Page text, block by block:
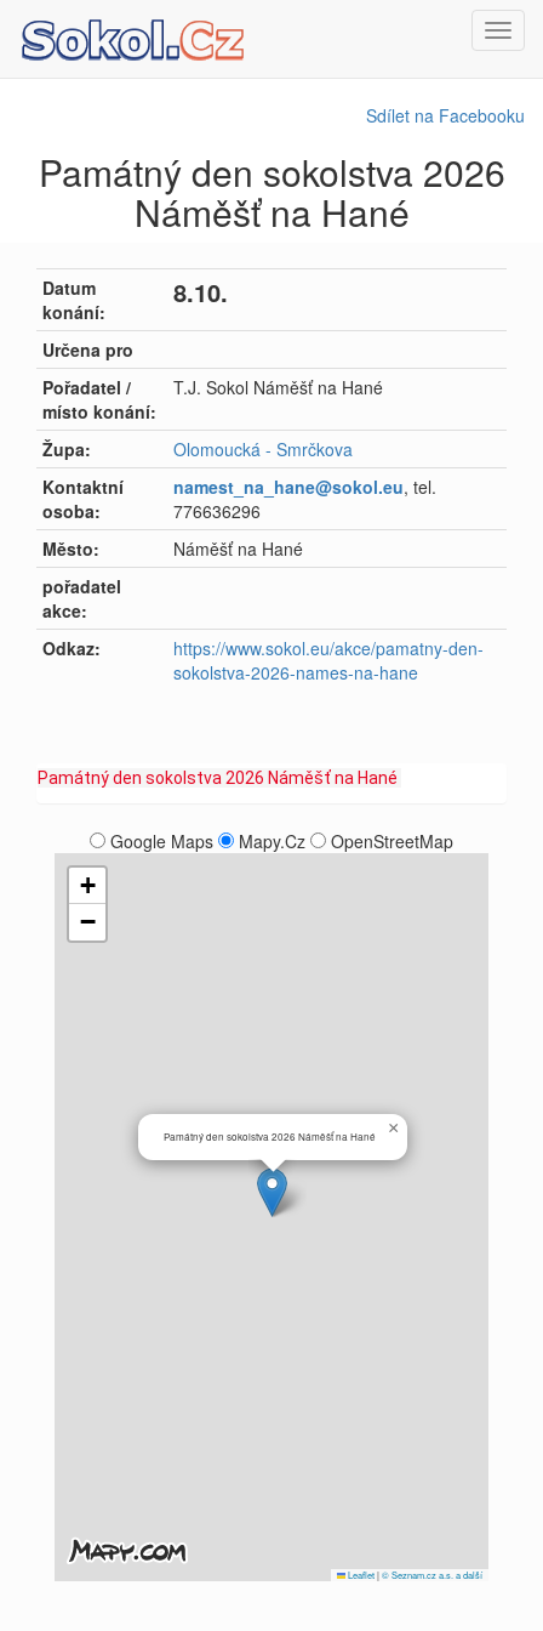
Sdílet na Facebooku
Památný den sokolstva 2026
Náměšť na Hané
Datum
konání:
8.10.
Určena pro
Pořadatel /
místo konání:
T.J. Sokol Náměšť na Hané
Župa:
Olomoucká - Smrčkova
Kontaktní
osoba:
namest_na_hane@sokol.eu, tel.
776636296
Město:
Náměšť na Hané
pořadatel
akce:
Odkaz:
https://www.sokol.eu/akce/pamatny-den-
sokolstva-2026-names-na-hane
Památný den sokolstva 2026 Náměšť na Hané
Google Maps Mapy.Cz OpenStreetMap
Památný den sokolstva 2026 Náměšť na Hané ×
+
−
Leaflet|© Seznam.cz a.s. a další